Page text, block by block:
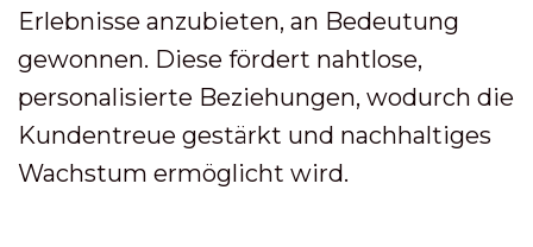
Erlebnisse anzubieten, an Bedeutung
gewonnen. Diese fördert nahtlose,
personalisierte Beziehungen, wodurch die
Kundentreue gestärkt und nachhaltiges
Wachstum ermöglicht wird.